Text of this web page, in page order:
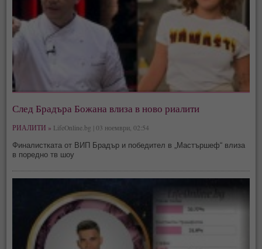
След Брадъра Божана влиза в ново риалити
РИАЛИТИ » LifeOnline.bg | 03 ноември, 02:54
Финалистката от ВИП Брадър и победител в „Мастършеф“ влиза
в поредно тв шоу